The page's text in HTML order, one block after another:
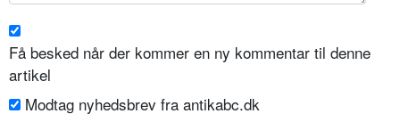
Få besked når der kommer en ny kommentar til denne
artikel
Modtag nyhedsbrev fra antikabc.dk